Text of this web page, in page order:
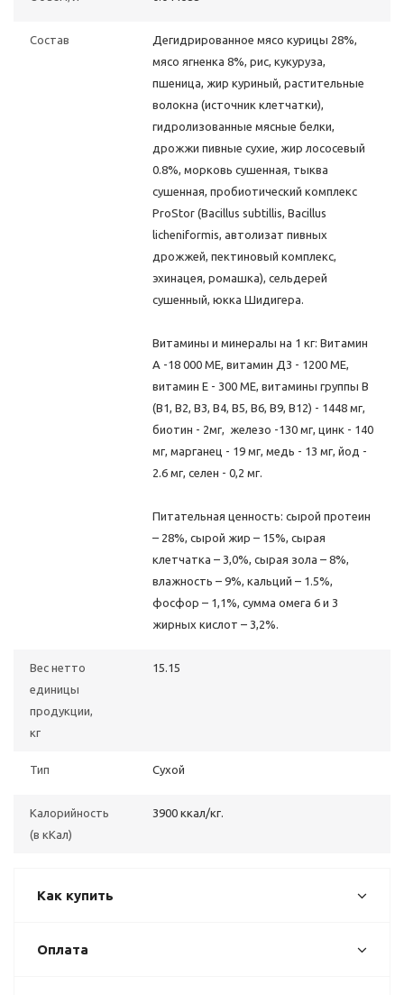
Состав
Дегидрированное мясо курицы 28%,
мясо ягненка 8%, рис, кукуруза,
пшеница, жир куриный, растительные
волокна (источник клетчатки),
гидролизованные мясные белки,
дрожжи пивные сухие, жир лососевый
0.8%, морковь сушенная, тыква
сушенная, пробиотический комплекс
ProStor (Bacillus subtillis, Bacillus
licheniformis, автолизат пивных
дрожжей, пектиновый комплекс,
эхинацея, ромашка), сельдерей
сушенный, юкка Шидигера.
Витамины и минералы на 1 кг: Витамин
А -18 000 МЕ, витамин Д3 - 1200 МЕ,
витамин Е - 300 МЕ, витамины группы В
(В1, В2, В3, В4, В5, В6, В9, В12) - 1448 мг,
биотин - 2мг, железо -130 мг, цинк - 140
мг, марганец - 19 мг, медь - 13 мг, йод -
2.6 мг, селен - 0,2 мг.
Питательная ценность: сырой протеин
– 28%, сырой жир – 15%, сырая
клетчатка – 3,0%, сырая зола – 8%,
влажность – 9%, кальций – 1.5%,
фосфор – 1,1%, сумма омега 6 и 3
жирных кислот – 3,2%.
Вес нетто
единицы
продукции,
кг
15.15
Тип Сухой
Калорийность
(в кКал)
3900 ккал/кг.
Как купить
Оплата